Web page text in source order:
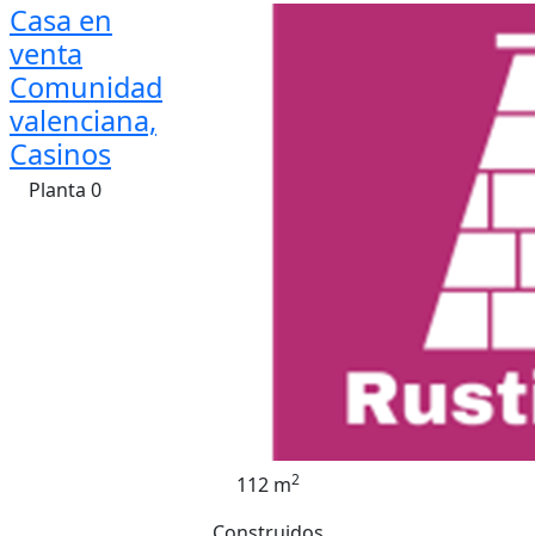
Casa en
venta
Comunidad
valenciana,
Casinos
Planta 0
112 m2